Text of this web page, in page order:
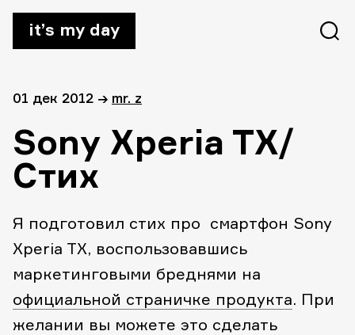
it’s my day
01 дек 2012 → mr. z
Sony Xperia TX/
Стих
Я подготовил стих про смартфон Sony
Xperia TX, воспользовавшись
маркетинговыми бреднями на
официальной страничке продукта. При
желании вы можете это сделать